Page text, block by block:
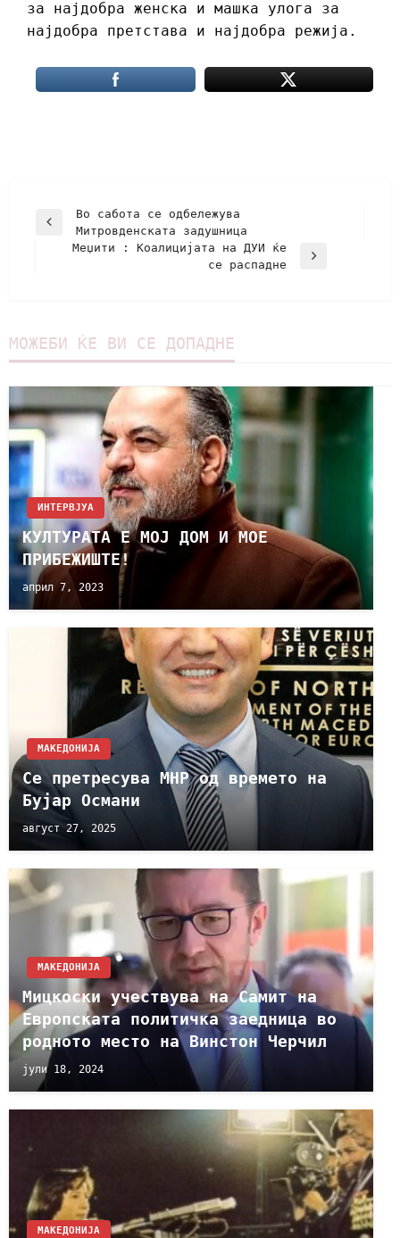
за најдобра женска и машка улога за
најдобра претстава и најдобра режија.
Во сабота се одбележува
Митровденската задушница
Меџити : Kоалицијата на ДУИ ќе
се распадне
МОЖЕБИ ЌЕ ВИ СЕ ДОПАДНЕ
ИНТЕРВЈУА
КУЛТУРАТА Е МОЈ ДОМ И МОЕ
ПРИБЕЖИШТЕ!
април 7, 2023
МАКЕДОНИЈА
Се претресува МНР од времето на
Бујар Османи
август 27, 2025
МАКЕДОНИЈА
Мицкоски учествува на Самит на
Европската политичка заедница во
родното место на Винстон Черчил
јули 18, 2024
МАКЕДОНИЈА